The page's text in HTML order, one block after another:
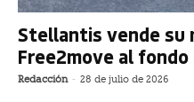
Stellantis vende su
Free2move al
Redacción - 28 de julio de 2026